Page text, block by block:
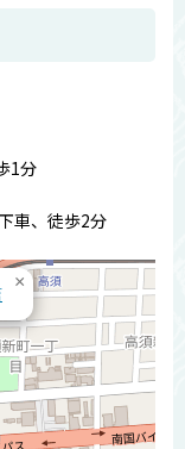
1分
車、徒歩2分
×